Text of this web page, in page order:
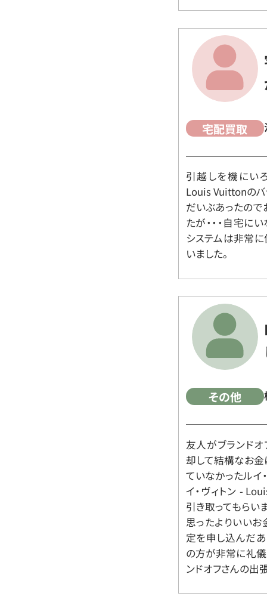
宅配買取
引越しを機にい
Louis Vuittonのバ
だいぶあったので
たが・・・自宅に
システムは非常に
いました。
その他
友人がブランド
却して結構なお金
ていなかったルイ
イ・ヴィトン -
引き取ってもらい
思ったよりいいお
定を申し込んだ
の方が非常に礼儀
ンドオフさんの出